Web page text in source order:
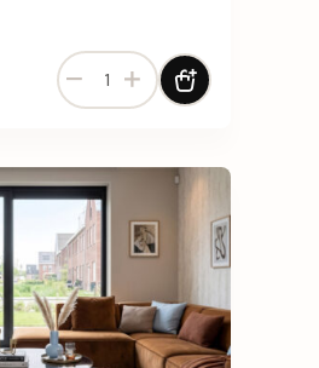
Bijzettafel Tom zwart hout